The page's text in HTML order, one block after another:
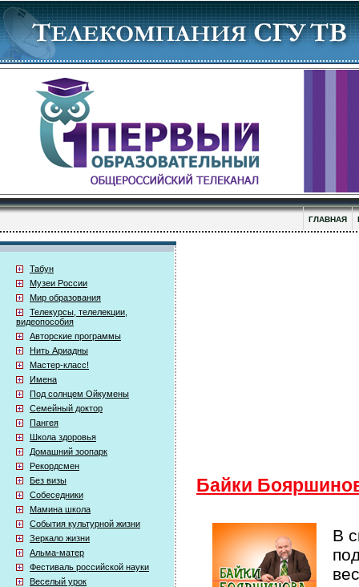
ГЛАВНАЯ
Табун
Музеи России
Мир образования
Телекурсы, телелекции,
видеопособия
Авторские программы
Нить Ариадны
Мастер-класс!
Имена
Под солнцем Ойкумены
Семейный доктор
Пангея
Школа здоровья
Домашний зоопарк
Рекордсмен
Без визы
Собеседники
Мамина школа
События культурной жизни
Зеркало жизни
Альма-матер
Фестиваль российской науки
Веселый урок
Байки
В